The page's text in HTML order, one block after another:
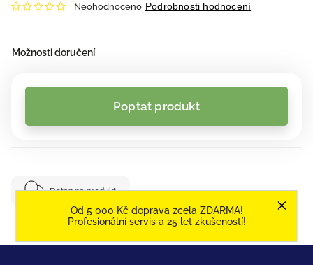
Od 5 000 Kč doprava zcela ZDARMA!
Profesionální servis a 25 let zkušeností!
Neohodnoceno Podrobnosti hodnocení
Možnosti doručení
Poptat produkt
Dotaz na produkt